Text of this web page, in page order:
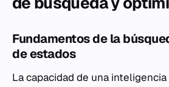
Fundamentos de la
de estados
La capacidad de una